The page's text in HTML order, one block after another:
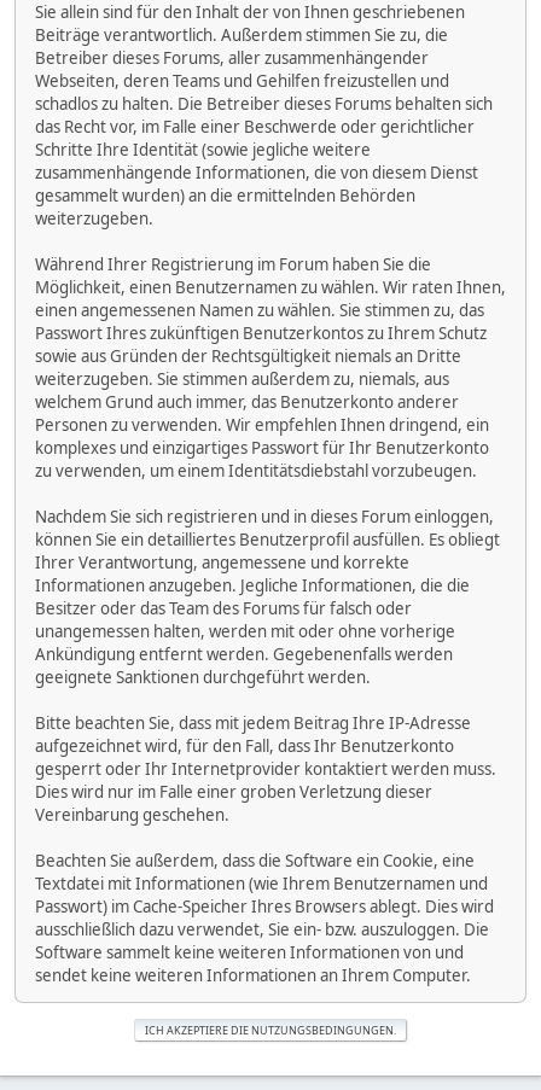
Sie allein sind für den Inhalt der von Ihnen geschriebenen
Beiträge verantwortlich. Außerdem stimmen Sie zu, die
Betreiber dieses Forums, aller zusammenhängender
Webseiten, deren Teams und Gehilfen freizustellen und
schadlos zu halten. Die Betreiber dieses Forums behalten sich
das Recht vor, im Falle einer Beschwerde oder gerichtlicher
Schritte Ihre Identität (sowie jegliche weitere
zusammenhängende Informationen, die von diesem Dienst
gesammelt wurden) an die ermittelnden Behörden
weiterzugeben.
Während Ihrer Registrierung im Forum haben Sie die
Möglichkeit, einen Benutzernamen zu wählen. Wir raten Ihnen,
einen angemessenen Namen zu wählen. Sie stimmen zu, das
Passwort Ihres zukünftigen Benutzerkontos zu Ihrem Schutz
sowie aus Gründen der Rechtsgültigkeit niemals an Dritte
weiterzugeben. Sie stimmen außerdem zu, niemals, aus
welchem Grund auch immer, das Benutzerkonto anderer
Personen zu verwenden. Wir empfehlen Ihnen dringend, ein
komplexes und einzigartiges Passwort für Ihr Benutzerkonto
zu verwenden, um einem Identitätsdiebstahl vorzubeugen.
Nachdem Sie sich registrieren und in dieses Forum einloggen,
können Sie ein detailliertes Benutzerprofil ausfüllen. Es obliegt
Ihrer Verantwortung, angemessene und korrekte
Informationen anzugeben. Jegliche Informationen, die die
Besitzer oder das Team des Forums für falsch oder
unangemessen halten, werden mit oder ohne vorherige
Ankündigung entfernt werden. Gegebenenfalls werden
geeignete Sanktionen durchgeführt werden.
Bitte beachten Sie, dass mit jedem Beitrag Ihre IP-Adresse
aufgezeichnet wird, für den Fall, dass Ihr Benutzerkonto
gesperrt oder Ihr Internetprovider kontaktiert werden muss.
Dies wird nur im Falle einer groben Verletzung dieser
Vereinbarung geschehen.
Beachten Sie außerdem, dass die Software ein Cookie, eine
Textdatei mit Informationen (wie Ihrem Benutzernamen und
Passwort) im Cache-Speicher Ihres Browsers ablegt. Dies wird
ausschließlich dazu verwendet, Sie ein- bzw. auszuloggen. Die
Software sammelt keine weiteren Informationen von und
sendet keine weiteren Informationen an Ihrem Computer.